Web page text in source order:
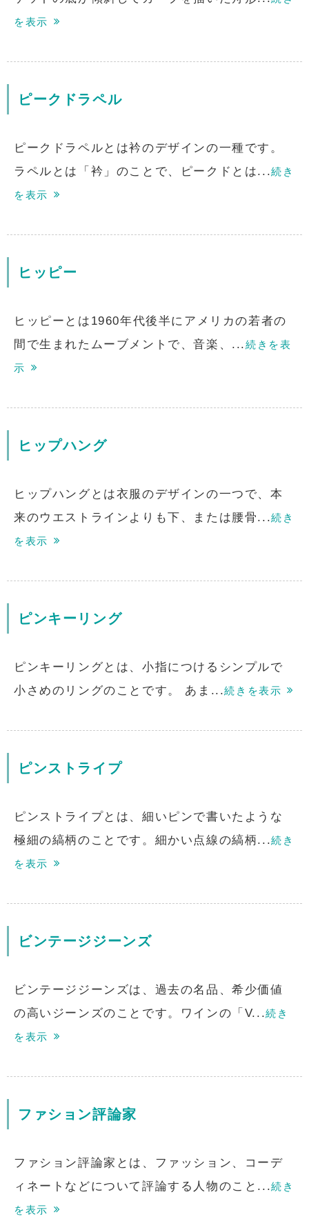
を表示
ピークドラペル
ピークドラペルとは衿のデザインの一種です。
ラペルとは「衿」のことで、ピークドとは...続き
を表示
ヒッピー
ヒッピーとは1960年代後半にアメリカの若者の
間で生まれたムーブメントで、音楽、...続きを表
示
ヒップハング
ヒップハングとは衣服のデザインの一つで、本
来のウエストラインよりも下、または腰骨...続き
を表示
ピンキーリング
ピンキーリングとは、小指につけるシンプルで
小さめのリングのことです。 あま...続きを表示
ピンストライプ
ピンストライプとは、細いピンで書いたような
極細の縞柄のことです。細かい点線の縞柄...続き
を表示
ビンテージジーンズ
ビンテージジーンズは、過去の名品、希少価値
の高いジーンズのことです。ワインの「V...続き
を表示
ファション評論家
ファション評論家とは、ファッション、コーデ
ィネートなどについて評論する人物のこと...続き
を表示